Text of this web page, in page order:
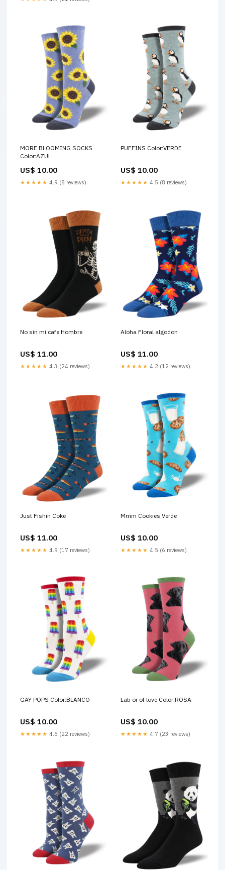
MORE BLOOMING SOCKS
Color:AZUL
US$ 10.00
★★★★★ 4.9 (8 reviews)
PUFFINS Color:VERDE
US$ 10.00
★★★★★ 4.5 (8 reviews)
No sin mi cafe Hombre
US$ 11.00
★★★★★ 4.3 (24 reviews)
Aloha Floral algodon
US$ 11.00
★★★★★ 4.2 (12 reviews)
Just Fishin Coke
US$ 11.00
★★★★★ 4.9 (17 reviews)
Mmm Cookies Verde
US$ 10.00
★★★★★ 4.5 (6 reviews)
GAY POPS Color:BLANCO
US$ 10.00
★★★★★ 4.5 (22 reviews)
Lab or of love Color:ROSA
US$ 10.00
★★★★★ 4.7 (23 reviews)